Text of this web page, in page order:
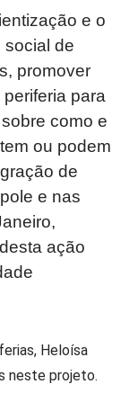
e o
social de
promover
para
como e
ou podem
de
e nas
ação
Heloísa
neste projeto.